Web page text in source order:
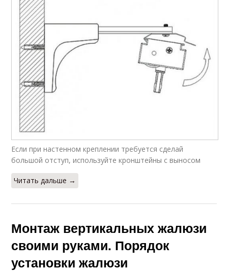
Если при настенном креплении требуется сделай
большой отступ, используйте кронштейны с выносом
Читать дальше →
Монтаж вертикальных жалюзи
своими руками. Порядок
установки жалюзи